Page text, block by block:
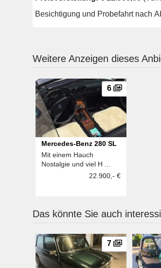
Besichtigung und Probefahrt nach
Weitere Anzeigen dieses
6
Mercedes-Benz 280 SL
Mit einem Hauch
Nostalgie und viel H ...
22.900,- €
Das könnte Sie auch
7